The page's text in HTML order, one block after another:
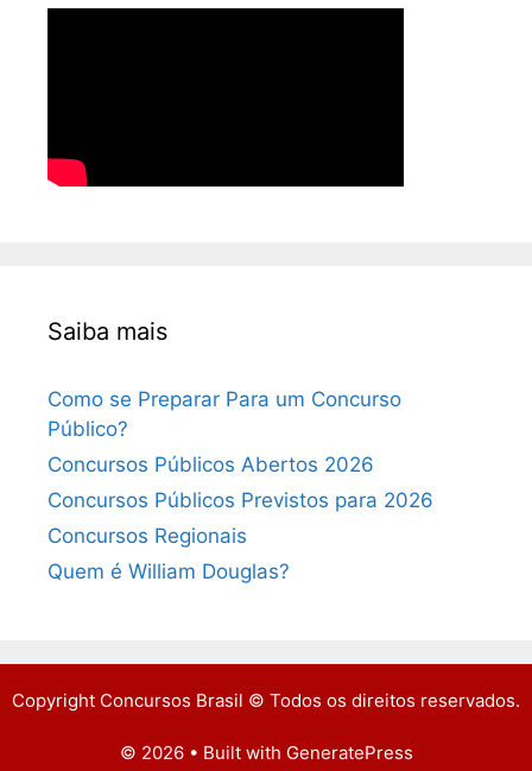
Saiba mais
Como se Preparar Para um Concurso
Público?
Concursos Públicos Abertos 2026
Concursos Públicos Previstos para 2026
Concursos Regionais
Quem é William Douglas?
Copyright Concursos Brasil © Todos os direitos reservados.
© 2026 • Built with GeneratePress